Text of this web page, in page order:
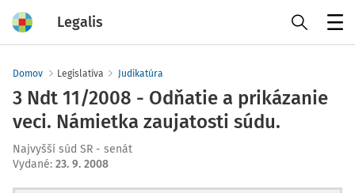
Legalis
Domov Legislatíva Judikatúra
3 Ndt 11/2008 - Odňatie a prikázanie
veci. Námietka zaujatosti súdu.
Najvyšší súd SR - senát
Vydané: 23. 9. 2008